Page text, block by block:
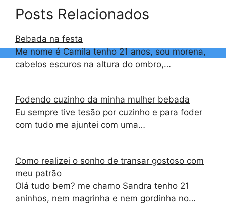
Posts Relacionados
Bebada na festa
Me nome é Camila tenho 21 anos, sou morena,
cabelos escuros na altura do ombro,…
Fodendo cuzinho da minha mulher bebada
Eu sempre tive tesão por cuzinho e para foder
com tudo me ajuntei com uma…
Como realizei o sonho de transar gostoso com
meu patrão
Olá tudo bem? me chamo Sandra tenho 21
aninhos, nem magrinha e nem gordinha no…